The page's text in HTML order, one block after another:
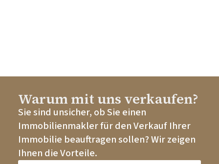
Warum mit uns verkaufen?
Sie sind unsicher, ob Sie einen
Immobilienmakler für den Verkauf Ihrer
Immobilie beauftragen sollen? Wir zeigen
Ihnen die Vorteile.